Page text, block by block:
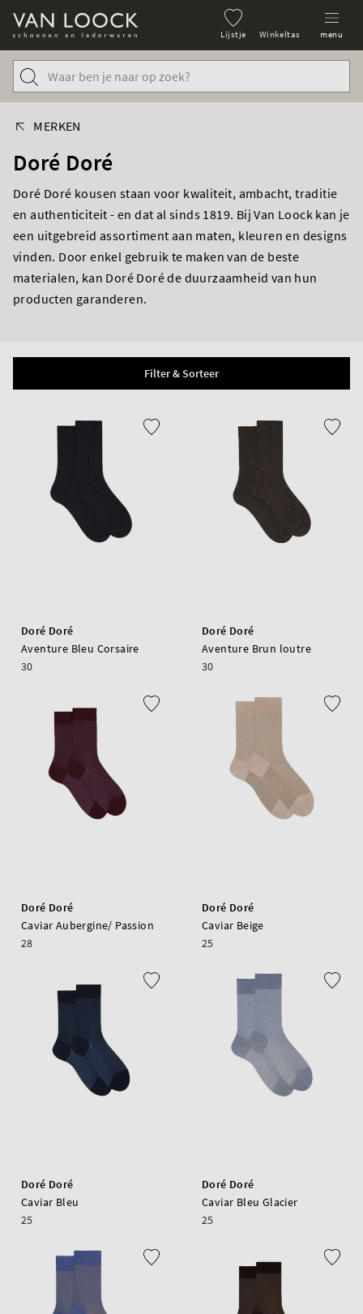
Lijstje Winkeltas menu
MERKEN
Doré Doré
Doré Doré kousen staan voor kwaliteit, ambacht, traditie
en authenticiteit - en dat al sinds 1819. Bij Van Loock kan je
een uitgebreid assortiment aan maten, kleuren en designs
vinden. Door enkel gebruik te maken van de beste
materialen, kan Doré Doré de duurzaamheid van hun
producten garanderen.
Filter & Sorteer
Doré Doré
Aventure Bleu Corsaire
30
Doré Doré
Aventure Brun loutre
30
Doré Doré
Caviar Aubergine/ Passion
28
Doré Doré
Caviar Beige
25
Doré Doré
Caviar Bleu
25
Doré Doré
Caviar Bleu Glacier
25